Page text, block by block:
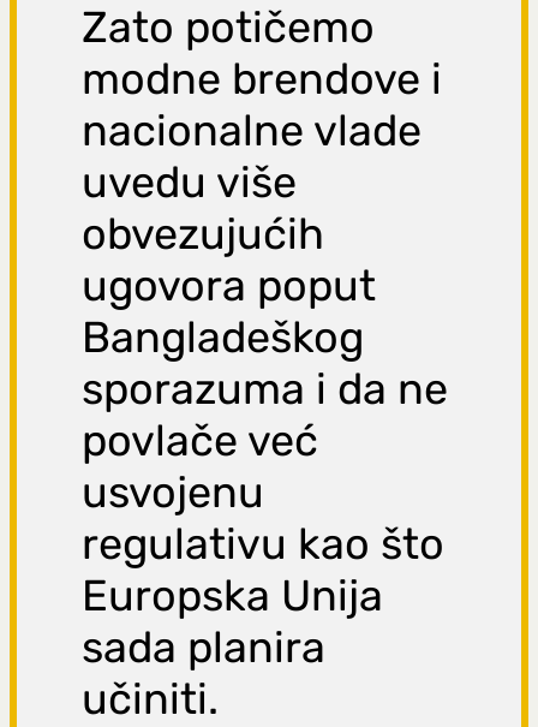
Zato potičemo
modne brendove i
nacionalne vlade
uvedu više
obvezujućih
ugovora poput
Bangladeškog
sporazuma i da ne
povlače već
usvojenu
regulativu kao što
Europska Unija
sada planira
učiniti.